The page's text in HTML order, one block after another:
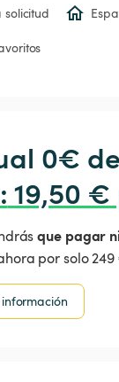
solicitud
0€
: 19,50
que pagar
por solo